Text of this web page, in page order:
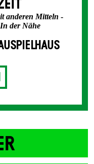
anderen Mitteln -
In der Nähe